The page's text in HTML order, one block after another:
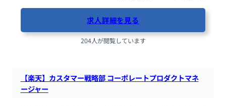
求人詳細を見る
204人が閲覧しています
【楽天】カスタマー戦略部 コーポレートプロダクトマネ
ージャー